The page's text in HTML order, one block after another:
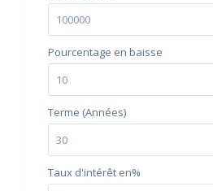
Pourcentage en baisse
Terme (Années)
Taux d'intérêt en%